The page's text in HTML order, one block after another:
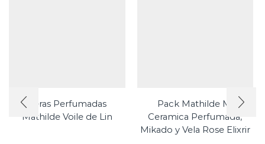
Ceras Perfumadas
Mathilde Voile de Lin
Pack Mathilde M.
Ceramica Perfumada,
Mikado y Vela Rose Elixrir